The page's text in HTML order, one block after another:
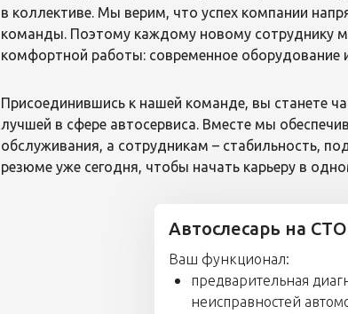
в коллективе. Мы верим, что успех компании
команды. Поэтому каждому новому сотруднику
комфортной работы: современное оборудование
Присоединившись к нашей команде, вы станете
лучшей в сфере автосервиса. Вместе мы
обслуживания, а сотрудникам – стабильность,
резюме уже сегодня, чтобы начать карьеру в
Автослесарь на СТО
Ваш функционал:
предварительная
неисправностей